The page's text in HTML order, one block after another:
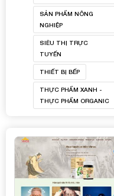
SẢN PHẨM NÔNG
NGHIỆP
SIÊU THỊ TRỰC
TUYẾN
THIẾT BỊ BẾP
THỰC PHẨM XANH -
THỰC PHẨM ORGANIC